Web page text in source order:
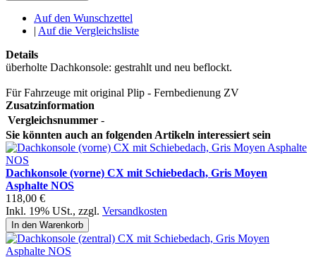
Auf den Wunschzettel
| Auf die Vergleichsliste
Details
überholte Dachkonsole: gestrahlt und neu beflockt.
Für Fahrzeuge mit original Plip - Fernbedienung ZV
Zusatzinformation
Vergleichsnummer -
Sie könnten auch an folgenden Artikeln interessiert sein
Dachkonsole (vorne) CX mit Schiebedach, Gris Moyen
Asphalte NOS
118,00 €
Inkl. 19% USt., zzgl. Versandkosten
In den Warenkorb